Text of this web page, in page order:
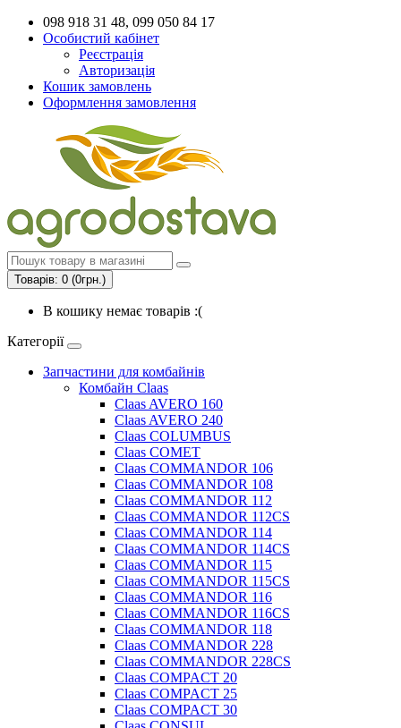
098 918 31 48, 099 050 84 17
Особистий кабінет
Реєстрація
Авторизація
Кошик замовлень
Оформлення замовлення
Товарів: 0 (0грн.)
В кошику немає товарів :(
Категорії
Запчастини для комбайнів
Комбайн Claas
Claas AVERO 160
Claas AVERO 240
Claas COLUMBUS
Claas COMET
Claas COMMANDOR 106
Claas COMMANDOR 108
Claas COMMANDOR 112
Claas COMMANDOR 112CS
Claas COMMANDOR 114
Claas COMMANDOR 114CS
Claas COMMANDOR 115
Claas COMMANDOR 115CS
Claas COMMANDOR 116
Claas COMMANDOR 116CS
Claas COMMANDOR 118
Claas COMMANDOR 228
Claas COMMANDOR 228CS
Claas COMPACT 20
Claas COMPACT 25
Claas COMPACT 30